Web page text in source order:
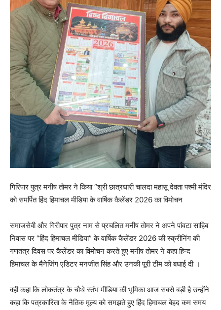
गिरिपार पुत्र मनीष तोमर ने किया “श्री छात्रधारी चालदा महासू देवता पश्मी मंदिर
को समर्पित हिंद हिमाचल मीडिया के वार्षिक कैलेंडर 2026 का विमोचन
समाजसेवी और गिरीपार पुत्र नाम से प्रचलित मनीष तोमर ने अपने पांवटा साहिब
निवास पर “हिंद हिमाचल मीडिया” के वार्षिक कैलेंडर 2026 की स्क्रीनिंग की
गणतंत्र दिवस पर कैलेंडर का विमोचन करते हुए मनीष तोमर ने कहा हिन्द
हिमाचल के मैनेजिंग एडिटर मनजीत सिंह और उनकी पूरी टीम को बधाई दी ।
वही कहा कि लोकतंत्र के चौथे स्तंभ मीडिया की भूमिका आज सबसे बड़ी है उन्होंने
कहा कि पत्रकारिता के नैतिक मूल्य को समझते हुए हिंद हिमाचल बेहद कम समय